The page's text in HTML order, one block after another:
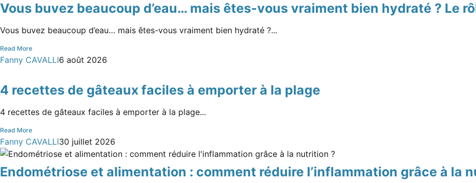
Vous buvez beaucoup d’eau… mais êtes-vous vraiment bien hydraté ? Le
Vous buvez beaucoup d’eau… mais êtes-vous vraiment bien hydraté ?...
Read More
Fanny CAVALLI6 août 2026
4 recettes de gâteaux faciles à emporter à la plage
4 recettes de gâteaux faciles à emporter à la plage...
Read More
Fanny CAVALLI30 juillet 2026
Endométriose et alimentation : comment réduire l’inflammation grâce à la